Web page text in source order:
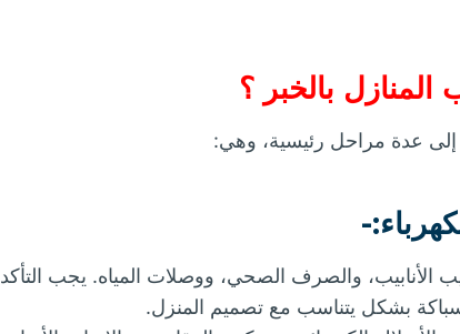
بالخبر ؟
عدة مراحل رئيسية، وهي:
الأنابيب، والصرف الصحي، ووصلات المياه. يجب
بشكل يتناسب مع تصميم المنزل.